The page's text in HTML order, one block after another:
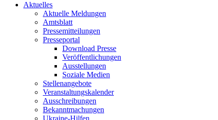
Aktuelles
Aktuelle Meldungen
Amtsblatt
Pressemitteilungen
Presseportal
Download Presse
Veröffentlichungen
Ausstellungen
Soziale Medien
Stellenangebote
Veranstaltungskalender
Ausschreibungen
Bekanntmachungen